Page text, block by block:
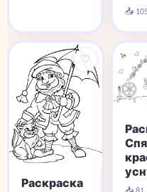
📥
♡
Раскраска